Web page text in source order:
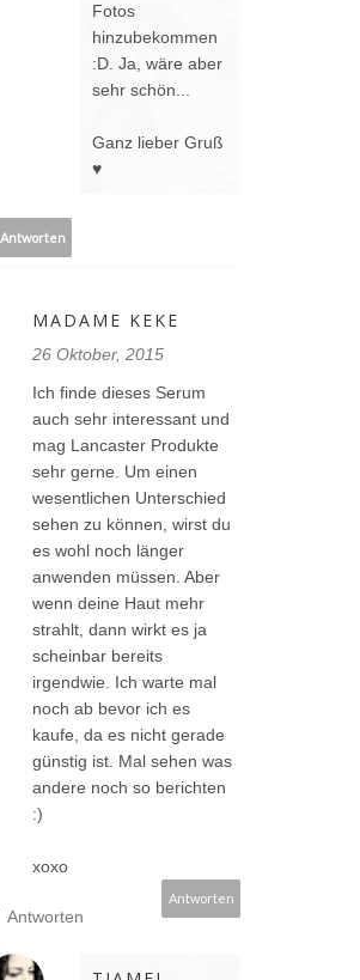
Fotos
hinzubekommen
:D. Ja, wäre aber
sehr schön...
Ganz lieber Gruß
♥
Antworten
MADAME KEKE
26 Oktober, 2015
Ich finde dieses Serum
auch sehr interessant und
mag Lancaster Produkte
sehr gerne. Um einen
wesentlichen Unterschied
sehen zu können, wirst du
es wohl noch länger
anwenden müssen. Aber
wenn deine Haut mehr
strahlt, dann wirkt es ja
scheinbar bereits
irgendwie. Ich warte mal
noch ab bevor ich es
kaufe, da es nicht gerade
günstig ist. Mal sehen was
andere noch so berichten
:)
xoxo
Antworten
Antworten